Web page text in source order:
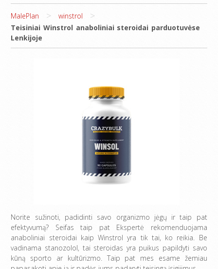
MalePlan > winstrol >
Teisiniai Winstrol anaboliniai steroidai parduotuvėse
Lenkijoje
Norite sužinoti, padidinti savo organizmo jėgų ir taip pat
efektyvumą? Seifas taip pat Ekspertė rekomenduojama
anaboliniai steroidai kaip Winstrol yra tik tai, ko reikia. Be
vadinama stanozolol, tai steroidas yra puikus papildyti savo
kūną sporto ar kultūrizmo. Taip pat mes esame žemiau